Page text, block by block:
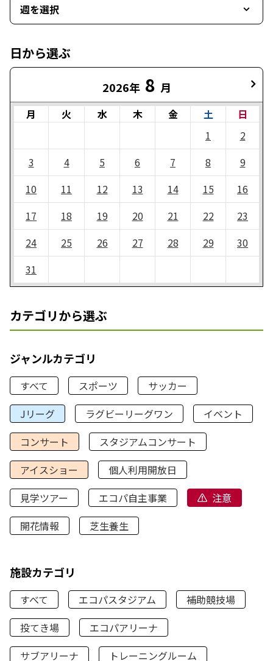
週を選択
日から選ぶ
2026年 8 月
月 火 水 木 金 土
日
1
2
3
4 5 6 7 8
9
10
11 12 13 14 15
16
17
18 19 20 21 22
23
24
25 26 27 28 29
30
31
カテゴリから選ぶ
ジャンルカテゴリ
すべて スポーツ
サッカー
Jリーグ
ラグビーリーグワン
イベント
コンサート
スタジアムコンサート
アイスショー
個人利用開放日
見学ツアー
エコパ自主事業
注意
開花情報
芝生養生
施設カテゴリ
すべて エコパスタジアム
補助競技場
投てき場
エコパアリーナ
サブアリーナ
トレーニングルーム